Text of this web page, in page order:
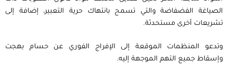
الصياغة الفضفاضة والتي تسمح بانتهاك حرية التعبير، إضافة إلى
تشريعات أخرى مستحدثة.
وتدعو المنظمات الموقعة إلى الإفراج الفوري عن حسام بهجت
وإسقاط جميع التهم الموجهة إليه.